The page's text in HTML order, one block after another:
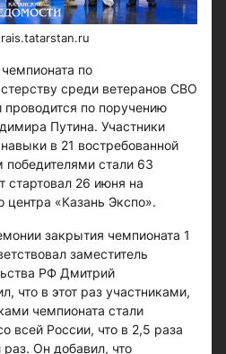
по
среди ветеранов СВО
по поручению
Путина. Участники
в 21 востребованной
победителями стали 63
стартовал 26 июня на
центра «Казань Экспо».
закрытия чемпионата 1
заместитель
РФ Дмитрий
что в этот раз участниками,
чемпионата стали
всей России, что в 2,5 раза
Он добавил, что